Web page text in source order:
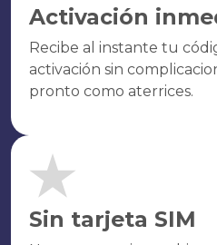
Activación
Recibe al instante tu
activación sin
pronto como aterrices.
Sin tarjeta SIM